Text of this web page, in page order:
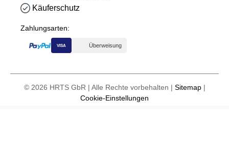
Käuferschutz
Zahlungsarten:
VISA Überweisung
© 2026 HRTS GbR | Alle Rechte vorbehalten | Sitemap|
Cookie-Einstellungen